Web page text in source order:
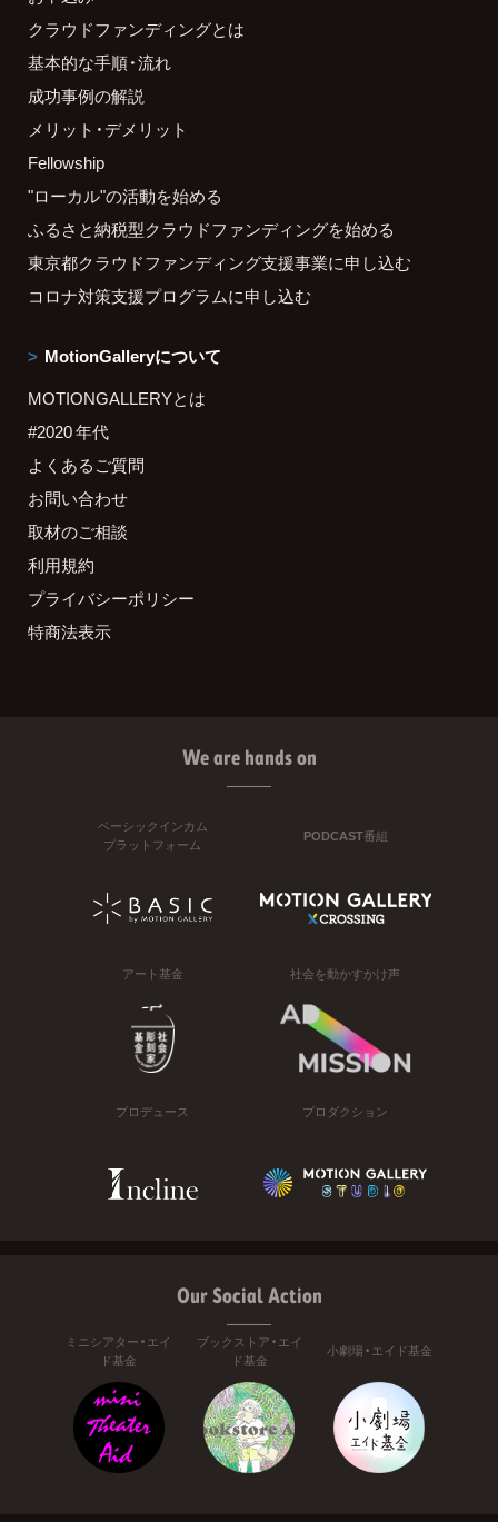
クラウドファンディングとは
基本的な手順・流れ
成功事例の解説
メリット・デメリット
Fellowship
"ローカル"の活動を始める
ふるさと納税型クラウドファンディングを始める
東京都クラウドファンディング支援事業に申し込む
コロナ対策支援プログラムに申し込む
MotionGalleryについて
MOTIONGALLERYとは
#2020 年代
よくあるご質問
お問い合わせ
取材のご相談
利用規約
プライバシーポリシー
特商法表示
We are hands on
ベーシックインカム
プラットフォーム
PODCAST番組
アート基金 社会を動かすかけ声
プロデュース プロダクション
Our Social Action
ミニシアター・エイ
ド基金
ブックストア・エイ
ド基金
小劇場・エイド基金